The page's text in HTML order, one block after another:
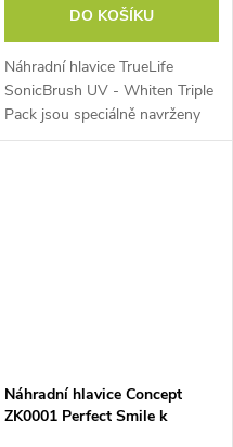
DO KOŠÍKU
Náhradní hlavice TrueLife
SonicBrush UV - Whiten Triple
Pack jsou speciálně navrženy
pro bělení zubů. Sada tří
Náhradní hlavice Concept
ZK0001 Perfect Smile k